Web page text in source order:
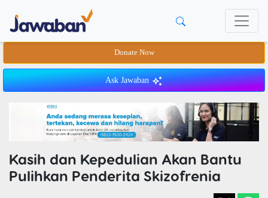
Donate Now
Ask Jawaban
Kasih dan Kepedulian Akan Bantu
Pulihkan Penderita Skizofrenia